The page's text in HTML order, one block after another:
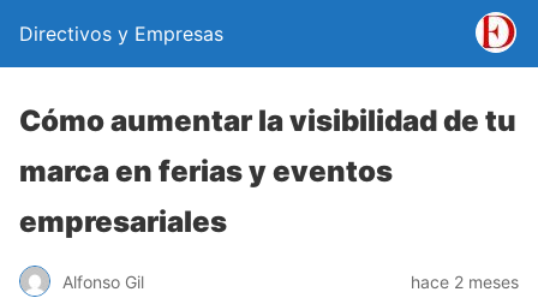
Directivos y Empresas
Cómo aumentar la visibilidad de tu
marca en ferias y eventos
empresariales
Alfonso Gil hace 2 meses